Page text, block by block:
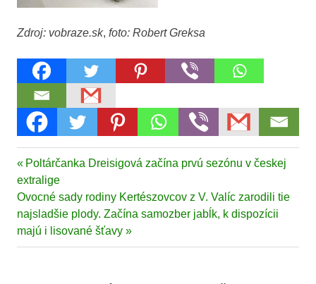
Zdroj: vobraze.sk, foto: Robert Greksa
Navigácia
v
článku
Previous
Post:
Poltárčanka Dreisigová začína prvú sezónu v českej
extralige
Next
Post:
Ovocné sady rodiny Kertészovcov z V. Valíc zarodili tie
najsladšie plody. Začína samozber jabĺk, k dispozícii
majú i lisované šťavy